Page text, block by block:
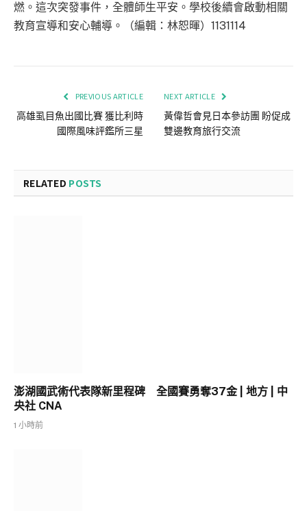
燃。這次突發事件，全體師生平安。學校後續會啟動相關
教育宣導和安心輔導。（編輯：林恕暉）1131114
PREVIOUS ARTICLE
高雄虱目魚出國比賽 獲比利時
國際風味評鑑所三星
NEXT ARTICLE
黃偉哲會見日本參訪團 盼促成
雙邊教育旅行交流
RELATED POSTS
澎湖國武術代表隊新里程碑 全國賽勇奪37金 | 地方 | 中
央社 CNA
1 小時前